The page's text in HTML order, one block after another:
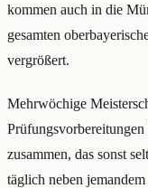
kommen auch in die
gesamten
vergrößert.
Mehrwöchige
zusammen, das sonst
täglich neben